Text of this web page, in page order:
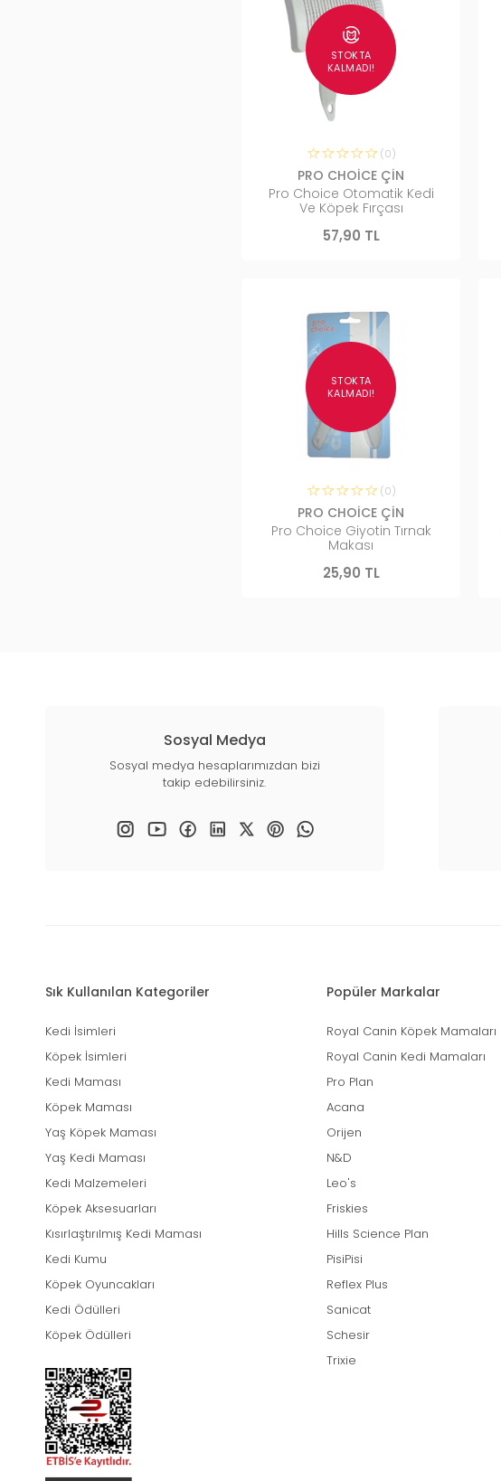
STOKTA
KALMADI!
(0)
PRO CHOİCE ÇİN
Pro Choice Otomatik Kedi
Ve Köpek Fırçası
57,90 TL
STOKTA
KALMADI!
(0)
PRO CHOİCE ÇİN
Pro Choice Giyotin Tırnak
Makası
25,90 TL
Sosyal Medya
Sosyal medya hesaplarımızdan bizi
takip edebilirsiniz.
Sık Kullanılan Kategoriler
Kedi İsimleri
Köpek İsimleri
Kedi Maması
Köpek Maması
Yaş Köpek Maması
Yaş Kedi Maması
Kedi Malzemeleri
Köpek Aksesuarları
Kısırlaştırılmış Kedi Maması
Kedi Kumu
Köpek Oyuncakları
Kedi Ödülleri
Köpek Ödülleri
Popüler Markalar
Royal Canin Köpek Mamaları
Royal Canin Kedi Mamaları
Pro Plan
Acana
Orijen
N&D
Leo's
Friskies
Hills Science Plan
PisiPisi
Reflex Plus
Sanicat
Schesir
Trixie